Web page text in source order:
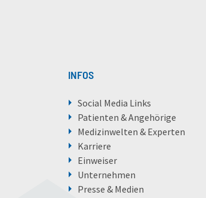
INFOS
Social Media Links
Patienten & Angehörige
Medizinwelten & Experten
Karriere
Einweiser
Unternehmen
Presse & Medien